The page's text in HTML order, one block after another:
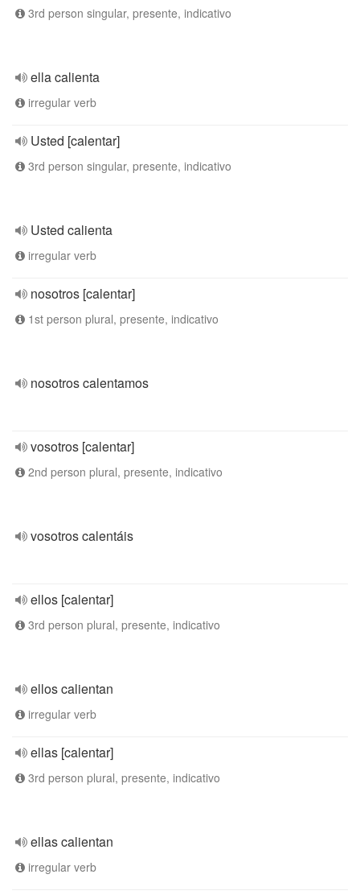
3rd person singular, presente, indicativo
ella calienta
irregular verb
Usted [calentar]
3rd person singular, presente, indicativo
Usted calienta
irregular verb
nosotros [calentar]
1st person plural, presente, indicativo
nosotros calentamos
vosotros [calentar]
2nd person plural, presente, indicativo
vosotros calentáis
ellos [calentar]
3rd person plural, presente, indicativo
ellos calientan
irregular verb
ellas [calentar]
3rd person plural, presente, indicativo
ellas calientan
irregular verb